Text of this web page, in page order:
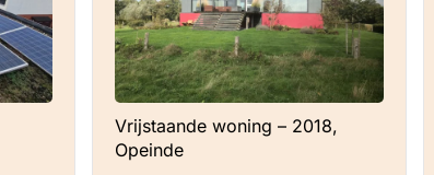
Vrijstaande woning – 2018,
Opeinde